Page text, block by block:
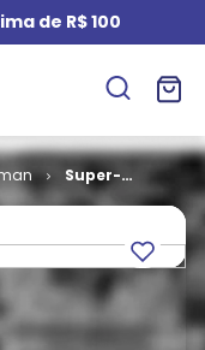
de R$ 100
Super-
Homem - 1ª